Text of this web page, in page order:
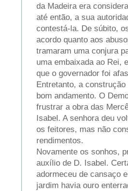
da Madeira era
até então, a sua
contestá-la. De súbito,
acordo quanto aos
tramaram uma conjura
uma embaixada ao Rei,
que o governador foi
Entretanto, a
bom andamento. O
frustrar a obra das
Isabel. A senhora deu
os feitores, mas não
rendimentos.
Novamente os sonhos,
auxílio de D. Isabel.
adormeceu de cansaço
jardim havia ouro